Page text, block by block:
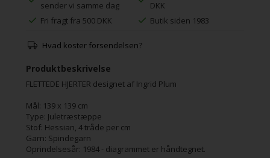
sender vi samme dag
DKK
Fri fragt fra 500 DKK
Butik siden 1983
Hvad koster forsendelsen?
Produktbeskrivelse
FLETTEDE HJERTER designet af Ingrid Plum
Mål: 139 x 139 cm
Type: Juletræstæppe
Stof: Hessian, 4 tråde per cm
Garn: Spindegarn
Oprindelsesår: 1984 - diagrammet er håndtegnet.